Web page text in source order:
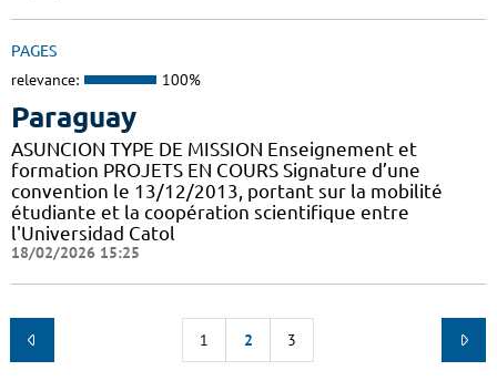
PAGES
relevance: 100%
Paraguay
ASUNCION TYPE DE MISSION Enseignement et
formation PROJETS EN COURS Signature d’une
convention le 13/12/2013, portant sur la mobilité
étudiante et la coopération scientifique entre
l'Universidad Catol
18/02/2026 15:25
1 2 3